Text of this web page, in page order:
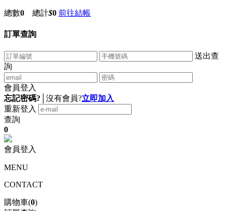
總數0 總計$0 前往結帳
訂單查詢
送出查
詢
會員登入
忘記密碼?
沒有會員?立即加入
重新登入
查詢
0
會員登入
MENU
CONTACT
購物車(0)